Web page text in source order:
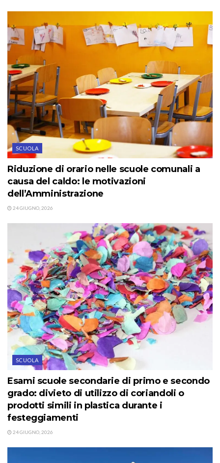
SCUOLA
Riduzione di orario nelle scuole comunali a
causa del caldo: le motivazioni
dell’Amministrazione
24 GIUGNO, 2026
SCUOLA
Esami scuole secondarie di primo e secondo
grado: divieto di utilizzo di coriandoli o
prodotti simili in plastica durante i
festeggiamenti
24 GIUGNO, 2026